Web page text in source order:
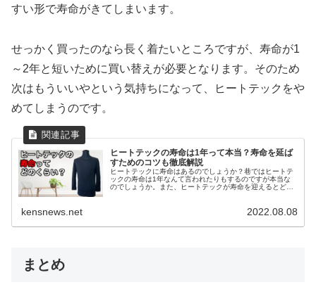
すい形で寿命がきてしまいます。
せっかく買ったのなら長く着たいところですが、寿命が1
～2年と短いために買い替えが必要となります。そのため
次はもういいやという気持ちになって、ヒートテックをや
めてしまうのです。
ヒートテックの寿命は1年って本当？寿命を延ば
すためのコツも徹底解説
ヒートテックに寿命はあるのでしょうか？巷ではヒートテ
ックの寿命は1年なんて言われたりもするのですが本当な
のでしょうか。また、ヒートテックが寿命を迎えるとどう
kensnews.net 2022.08.08
まとめ